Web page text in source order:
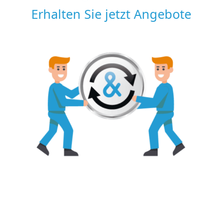
Erhalten Sie jetzt Angebote